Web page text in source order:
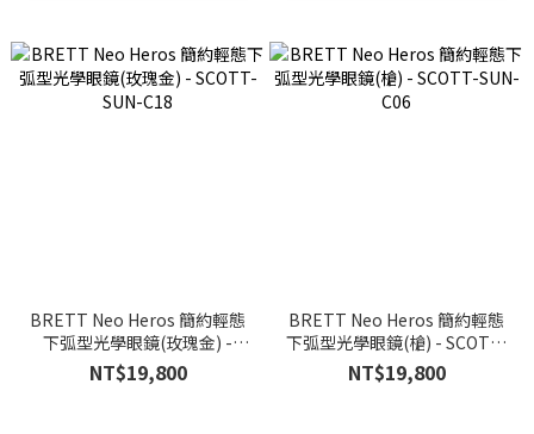
BRETT Neo Heros 簡約輕態
下弧型光學眼鏡(玫瑰金) -
SCOTT-SUN-C18
NT$19,800
BRETT Neo Heros 簡約輕態
下弧型光學眼鏡(槍) - SCOTT-
SUN-C06
NT$19,800